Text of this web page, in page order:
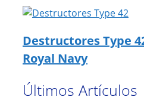
Destructores Type
Royal Navy
Últimos Artículos